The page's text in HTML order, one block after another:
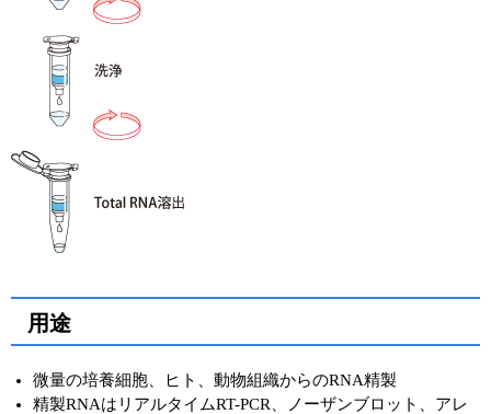
用途
微量の培養細胞、ヒト、動物組織からのRNA精製
精製RNAはリアルタイムRT-PCR、ノーザンブロット、アレ